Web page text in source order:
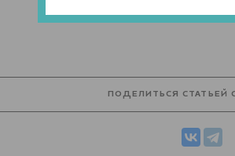
ПОДЕЛИТЬСЯ СТАТЬЕЙ